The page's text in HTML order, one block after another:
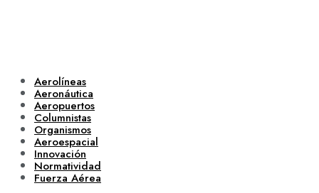
Aerolíneas
Aeronáutica
Aeropuertos
Columnistas
Organismos
Aeroespacial
Innovación
Normatividad
Fuerza Aérea